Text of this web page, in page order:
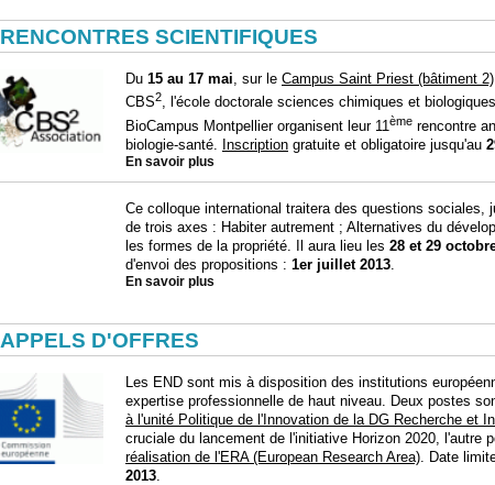
RENCONTRES SCIENTIFIQUES
Du 15 au 17 mai, sur le Campus Saint Priest (bâtiment 2)
CBS2, l'école doctorale sciences chimiques et
BioCampus Montpellier organisent leur 11 ème rencontre
biologie-santé.
Inscription gratuite et obligatoire jusqu'au
En savoir plus
Ce colloque international traitera des questions sociales,
de trois axes : Habiter autrement ; Alternatives du
les formes de la propriété. Il aura lieu les 28 et 29
d'envoi des propositions : 1er juillet 2013
En savoir plus
APPELS D'OFFRES
Les END sont mis à disposition des institutions
expertise professionnelle de haut niveau. Deux postes
à l'unité Politique de l'Innovation de la DG Recherche et
cruciale du lancement de l'initiative Horizon 2020, l'autre
réalisation de l'ERA (European Research Area) . Date
2013